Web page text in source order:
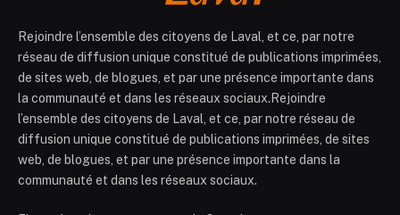
Rejoindre l’ensemble des citoyens de Laval, et ce, par notre
réseau de diffusion unique constitué de publications imprimées,
de sites web, de blogues, et par une présence importante dans
la communauté et dans les réseaux sociaux.Rejoindre
l’ensemble des citoyens de Laval, et ce, par notre réseau de
diffusion unique constitué de publications imprimées, de sites
web, de blogues, et par une présence importante dans la
communauté et dans les réseaux sociaux.